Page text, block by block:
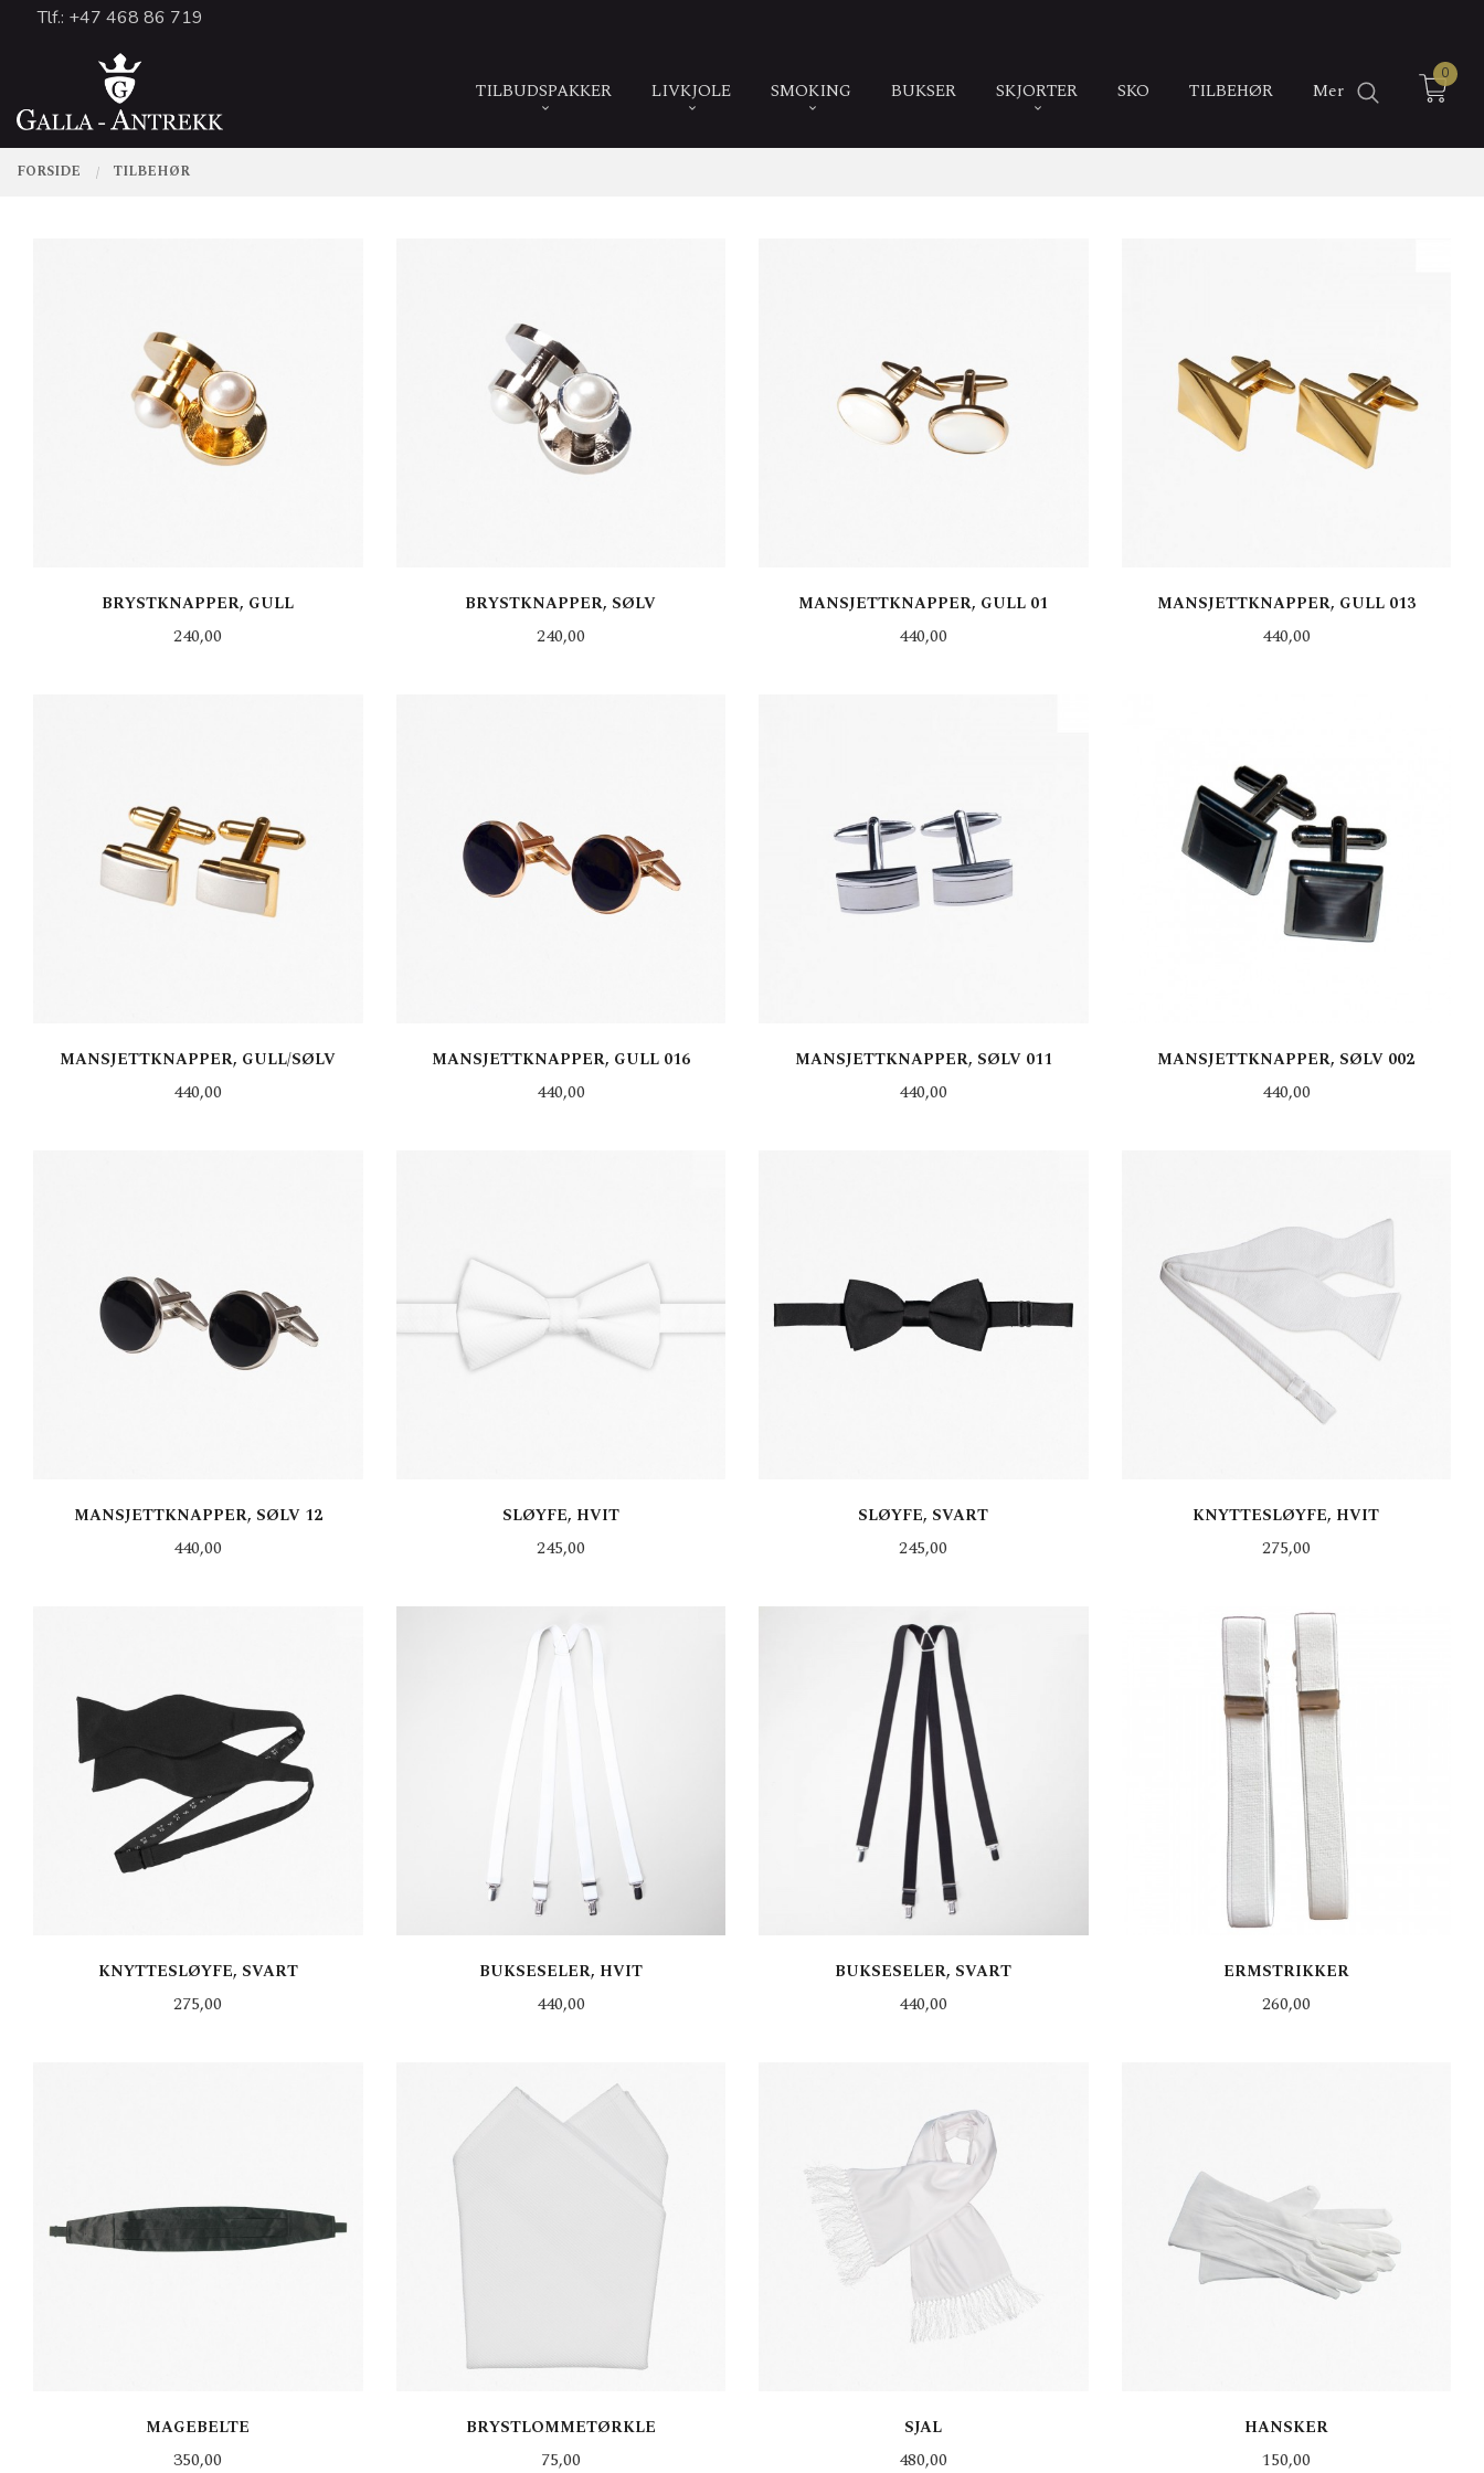
Tlf.: +47 468 86 719
PRODUKTER
TILBUDSPAKKER LIVKJOLE SMOKING BUKSER SKJORTER SKO TILBEHØR Mer
0
FORSIDE TILBEHØR
BRYSTKNAPPER, GULL
Pris
240,00
BRYSTKNAPPER, SØLV
Pris
240,00
MANSJETTKNAPPER, GULL 01
Pris
440,00
MANSJETTKNAPPER, GULL 013
Pris
440,00
MANSJETTKNAPPER, GULL/SØLV
Pris
440,00
MANSJETTKNAPPER, GULL 016
Pris
440,00
MANSJETTKNAPPER, SØLV 011
Pris
440,00
MANSJETTKNAPPER, SØLV 002
Pris
440,00
MANSJETTKNAPPER, SØLV 12
Pris
440,00
SLØYFE, HVIT
Pris
245,00
SLØYFE, SVART
Pris
245,00
KNYTTESLØYFE, HVIT
Pris
275,00
KNYTTESLØYFE, SVART
Pris
275,00
BUKSESELER, HVIT
Pris
440,00
BUKSESELER, SVART
Pris
440,00
ERMSTRIKKER
Pris
260,00
MAGEBELTE
Pris
350,00
BRYSTLOMMETØRKLE
Pris
75,00
SJAL
Pris
480,00
HANSKER
Pris
150,00